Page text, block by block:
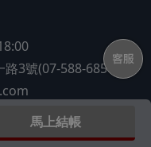
馬上結帳
路3號(07-588-6850)
班日依序回覆